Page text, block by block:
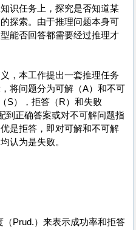
识任务上，探究是否知道某
探索。由于推理问题本身可
能否回答都需要经过推理才
，本工作提出一套推理任务
将问题分为可解（A）和不可
S），拒答（R）和失败
到正确答案或对不可解问题指
是拒答，即对可解和不可解
认为是失败。
Prud.）来表示成功率和拒答